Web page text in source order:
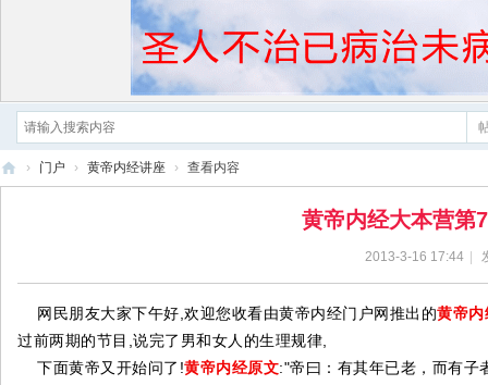
› 门户 › 黄帝内经讲座 › 查看内容
黄帝内经大本营第
2013-3-16 17:44
网民朋友大家下午好,欢迎您收看由黄帝内经门户网推出的黄帝内
过前两期的节目,说完了男和女人的生理规律,
下面黄帝又开始问了!黄帝内经原文:"帝曰：有其年已老，而有子